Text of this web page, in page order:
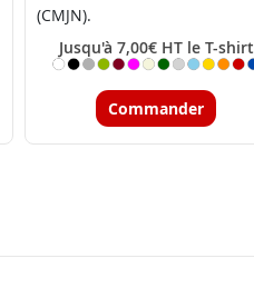
(CMJN).
Jusqu'à 7,00€ HT le T-shirt
Commander